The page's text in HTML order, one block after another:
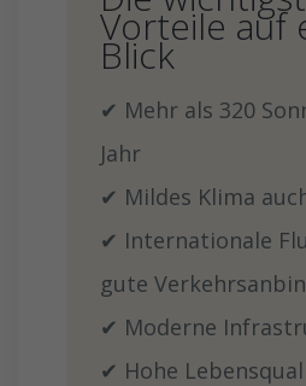
Vorteile auf
Blick
✔ Mehr als 320
Jahr
✔ Mildes Klima
✔ Internationale
gute
✔ Moderne
✔ Hohe